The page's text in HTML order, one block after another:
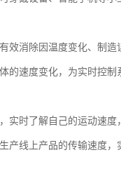
效消除因温度变化、制造
的速度变化，为实时控制
实时了解自己的运动速度
产线上产品的传输速度，